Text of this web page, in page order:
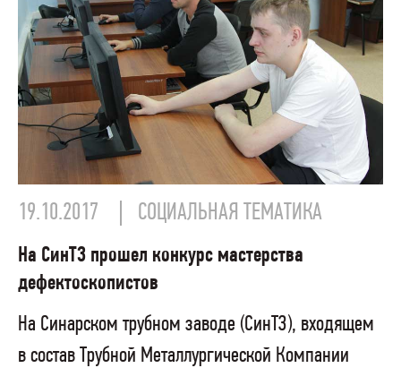
19.10.2017 СОЦИАЛЬНАЯ ТЕМАТИКА
На СинТЗ прошел конкурс мастерства
дефектоскопистов
На Синарском трубном заводе (СинТЗ), входящем
в состав Трубной Металлургической Компании